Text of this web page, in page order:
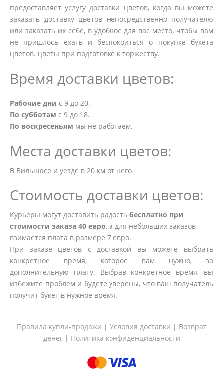
предоставляет услугу доставки цветов, когда вы можете
заказать доставку цветов непосредственно получателю
или заказать их себе, в удобное для вас место, чтобы вам
не пришлось ехать и беспокоиться о покупке букета
цветов. цветы при подготовке к торжеству.
Время доставки цветов:
Рабочие дни с 9 до 20.
По субботам с 9 до 18.
По воскресеньям мы не работаем.
Места доставки цветов:
В Вильнюсе и уезде в 20 км от него.
Стоимость доставки цветов:
Курьеры могут доставить радость бесплатно при
стоимости заказа 40 евро, а для небольших заказов
взимается плата в размере 7 евро.
При заказе цветов с доставкой вы можете выбрать
конкретное время, которое вам нужно, за
дополнительную плату. Выбрав конкретное время, вы
избежите проблем и будете уверены, что ваш получатель
получит букет в нужное время.
Правила купли-продажи | Условия доставки | Возврат
денег| Политика конфиденциальности